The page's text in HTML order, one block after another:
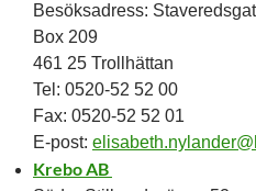
Besöksadress:
Box 209
461 25 Trollhättan
Tel: 0520-52 52 00
Fax: 0520-52 52 01
E-post:
Krebo AB